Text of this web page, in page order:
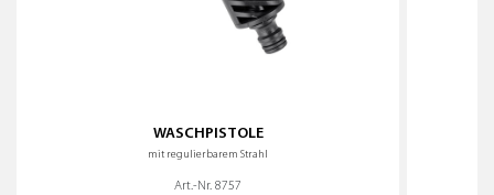
WASCHPISTOLE
mit regulierbarem Strahl
Art.-Nr. 8757